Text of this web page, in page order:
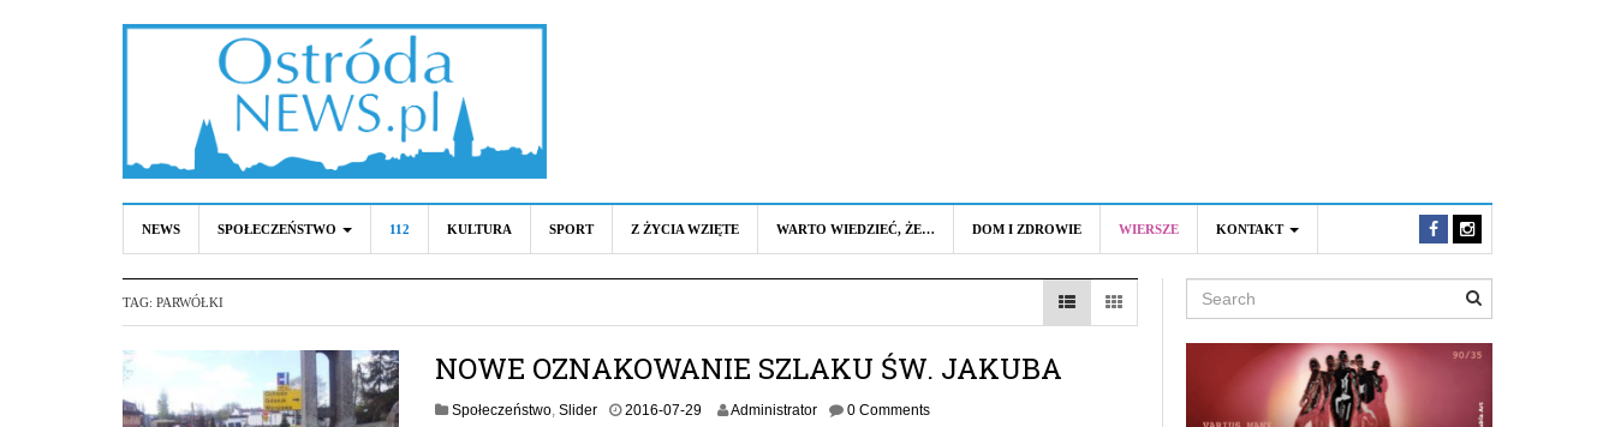
NEWS SPOŁECZEŃSTWO 112 KULTURA SPORT Z ŻYCIA WZIĘTE WARTO WIEDZIEĆ, ŻE… DOM I ZDROWIE WIERSZE KONTAKT
TAG: PARWÓŁKI
NOWE OZNAKOWANIE SZLAKU ŚW. JAKUBA
Społeczeństwo Slider 2016-07-292
Administrator 0 Comments
Search